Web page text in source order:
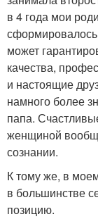
в 4 года мои
может
качества,
и настоящие
намного более
папа.
женщиной
сознании.
К тому же, в
в большинстве
позицию.